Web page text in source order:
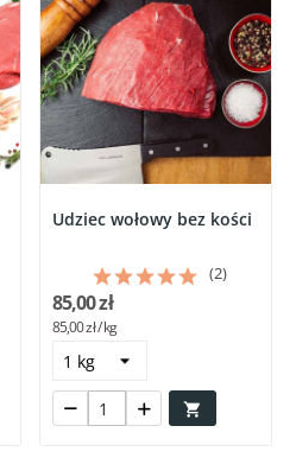
Udziec wołowy bez kości
(2)

85,00 zł
85,00 zł / kg